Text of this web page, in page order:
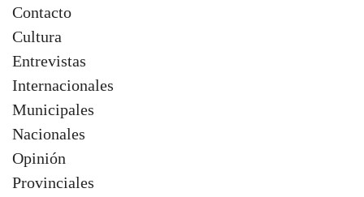
Contacto
Cultura
Entrevistas
Internacionales
Municipales
Nacionales
Opinión
Provinciales